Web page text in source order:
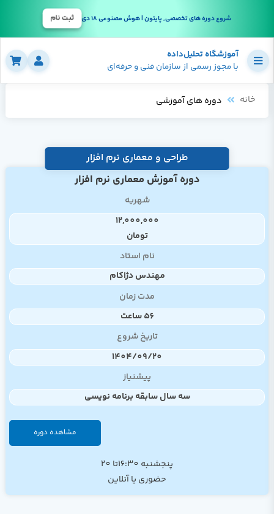
شروع دوره های تخصصی, پایتون | هوش مصنوعی 18 دی ثبت نام
آموزشگاه تحلیل‌داده
با مجوز رسمی از سازمان فنی و حرفه‌ای
خانه دوره های آموزشی
طراحی و معماری نرم افزار
دوره آموزش معماری نرم افزار
شهریه
12,000,000
تومان
نام استاد
مهندس دژاکام
مدت زمان
56 ساعت
تاریخ شروع
1404/09/20
پیشنیاز
سه سال سابقه برنامه نویسی
مشاهده دوره
پنجشنبه 16:30تا 20
حضوری یا آنلاین